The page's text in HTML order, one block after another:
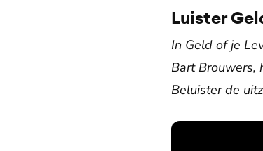
Luister
In Geld of je
Bart Brouwers,
Beluister de